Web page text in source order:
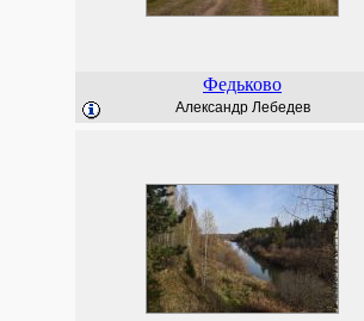
Федьково
Александр Лебедев